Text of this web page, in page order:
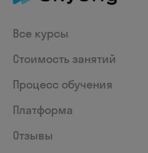
Все курсы
Стоимость занятий
Процесс обучения
Платформа
Отзывы